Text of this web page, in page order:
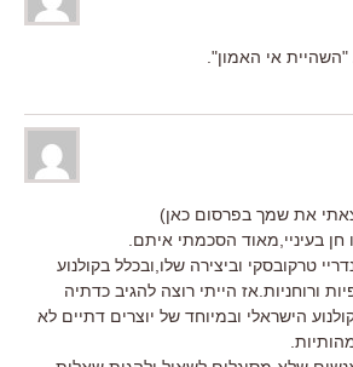
אי האמון".
את שמך בפרסום כאן)
בעיניי,מאוד הסכמתי איתם.
טרקובסקי וביצירה שלו,ובכלל בקולנוע
ורוחניות.אז הייתי רוצה להגיב כדתיה
הישראלי ובמיוחד של יוצרים דתיים לא